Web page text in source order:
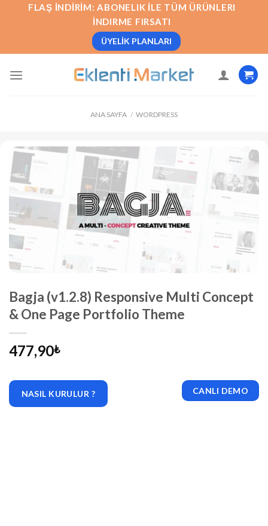
FLAŞ İNDIRIM: ABONELIK İLE TÜM ÜRÜNLERI
İNDIRME FIRSATI
ÜYELIK PLANLARI
ANA SAYFA / WORDPRESS
Bagja (v1.2.8) Responsive Multi Concept
& One Page Portfolio Theme
477,90₺
NASIL KURULUR ? CANLI DEMO